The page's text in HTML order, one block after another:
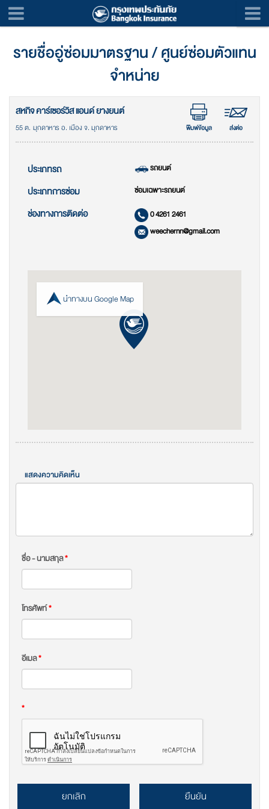
รายชื่ออู่ซ่อมมาตรฐาน / ศูนย์ซ่อมตัวแทน
จำหน่าย
สหกิจ คาร์เซอร์วิส แอนด์ ยางยนต์
55 ต. มุกดาหาร อ. เมือง จ. มุกดาหาร พิมพ์ข้อมูล ส่งต่อ
ประเภทรถ รถยนต์
ประเภทการซ่อม ซ่อมเฉพาะรถยนต์
ช่องทางการติดต่อ
0 4261 2461
weechernn@gmail.com
นำทางบน Google Map
แสดงความคิดเห็น
ชื่อ - นามสกุล*
โทรศัพท์*
อีเมล*
*
ยกเลิก ยืนยัน